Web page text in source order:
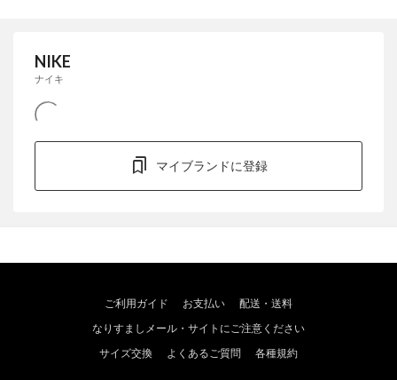
NIKE
ナイキ
マイブランドに登録
ご利用ガイド お支払い
配送・送料
なりすましメール・サイトにご注意ください
サイズ交換
よくあるご質問 各種規約